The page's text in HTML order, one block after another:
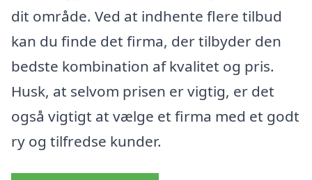
dit område. Ved at indhente flere tilbud
kan du finde det firma, der tilbyder den
bedste kombination af kvalitet og pris.
Husk, at selvom prisen er vigtig, er det
også vigtigt at vælge et firma med et godt
ry og tilfredse kunder.